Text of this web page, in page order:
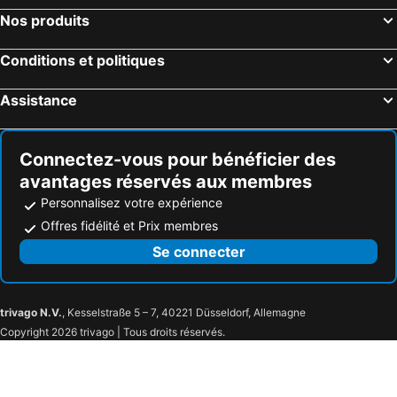
Hôtels Sainte-Marie-aux-Mines
Hôtels Wettolsheim
Hôtels Hésingue
Hôtels Thann
Hôtels Mooslargue
Hôtels Ammerschwihr
Nos produits
Conditions et politiques
Assistance
Connectez-vous pour bénéficier des
avantages réservés aux membres
Personnalisez votre expérience
Offres fidélité et Prix membres
Se connecter
trivago N.V., Kesselstraße 5 – 7, 40221 Düsseldorf, Allemagne
Copyright 2026 trivago | Tous droits réservés.